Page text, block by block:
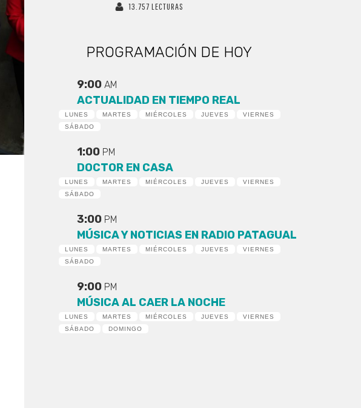
13.757 LECTURAS
PROGRAMACIÓN DE HOY
9:00AM
ACTUALIDAD EN TIEMPO REAL
LUNES MARTES MIÉRCOLES JUEVES
VIERNES
SÁBADO
1:00 PM
DOCTOR EN CASA
LUNES MARTES MIÉRCOLES JUEVES
VIERNES
SÁBADO
3:00 PM
MÚSICA Y NOTICIAS EN RADIO PATAGUAL
LUNES MARTES MIÉRCOLES JUEVES
VIERNES
SÁBADO
9:00 PM
MÚSICA AL CAER LA NOCHE
LUNES MARTES MIÉRCOLES JUEVES
VIERNES
SÁBADO
DOMINGO